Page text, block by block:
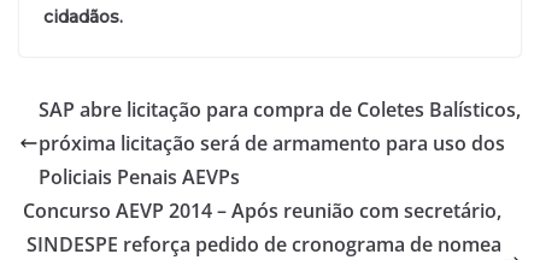
cidadãos.
SAP abre licitação para compra de Coletes Balísticos,
próxima licitação será de armamento para uso dos
Policiais Penais AEVPs
Concurso AEVP 2014 – Após reunião com secretário,
SINDESPE reforça pedido de cronograma de nomea